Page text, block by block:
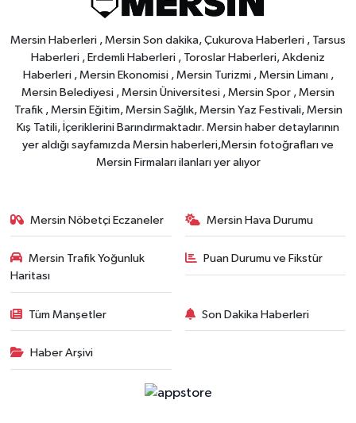
Mersin Haberleri , Mersin Son dakika, Çukurova Haberleri , Tarsus
Haberleri , Erdemli Haberleri , Toroslar Haberleri, Akdeniz
Haberleri , Mersin Ekonomisi , Mersin Turizmi , Mersin Limanı ,
Mersin Belediyesi , Mersin Üniversitesi , Mersin Spor , Mersin
Trafik , Mersin Eğitim, Mersin Sağlık, Mersin Yaz Festivali, Mersin
Kış Tatili, İçeriklerini Barındırmaktadır. Mersin haber detaylarının
yer aldığı sayfamızda Mersin haberleri,Mersin fotoğrafları ve
Mersin Firmaları ilanları yer alıyor
Mersin Nöbetçi Eczaneler Mersin Hava Durumu
Mersin Trafik Yoğunluk
Haritası
Puan Durumu ve Fikstür
Tüm Manşetler Son Dakika Haberleri
Haber Arşivi